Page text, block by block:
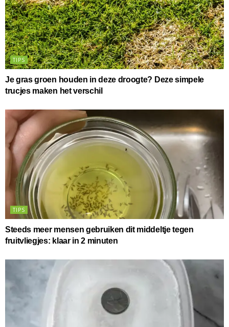
TIPS
Je gras groen houden in deze droogte? Deze simpele
trucjes maken het verschil
TIPS
Steeds meer mensen gebruiken dit middeltje tegen
fruitvliegjes: klaar in 2 minuten